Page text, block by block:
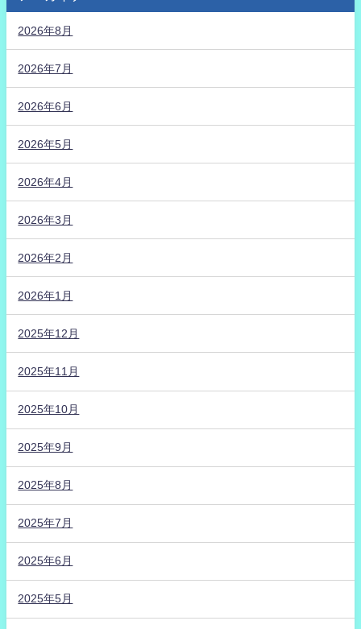
2026年8月
2026年7月
2026年6月
2026年5月
2026年4月
2026年3月
2026年2月
2026年1月
2025年12月
2025年11月
2025年10月
2025年9月
2025年8月
2025年7月
2025年6月
2025年5月